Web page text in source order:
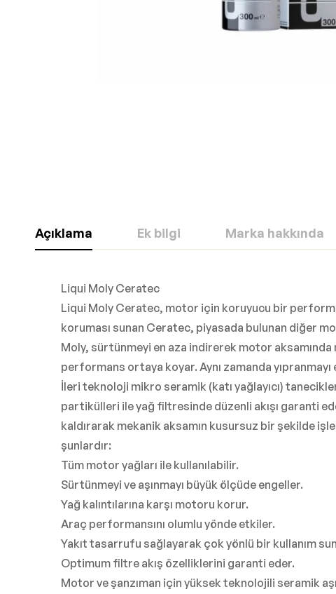
Açıklama Ek bilgi Marka hakkında
Liqui Moly Ceratec
Liqui Moly Ceratec, motor için koruyucu bir
koruması sunan Ceratec, piyasada bulunan diğer
Moly, sürtünmeyi en aza indirerek motor aksamında
performans ortaya koyar. Aynı zamanda
İleri teknoloji mikro seramik (katı yağlayıcı)
partikülleri ile yağ filtresinde düzenli akışı garanti
kaldırarak mekanik aksamın kusursuz bir şekilde
şunlardır:
Tüm motor yağları ile kullanılabilir.
Sürtünmeyi ve aşınmayı büyük ölçüde engeller.
Yağ kalıntılarına karşı motoru korur.
Araç performansını olumlu yönde etkiler.
Yakıt tasarrufu sağlayarak çok yönlü bir kullanım
Optimum filtre akış özelliklerini garanti eder.
Motor ve şanzıman için yüksek teknolojili seramik